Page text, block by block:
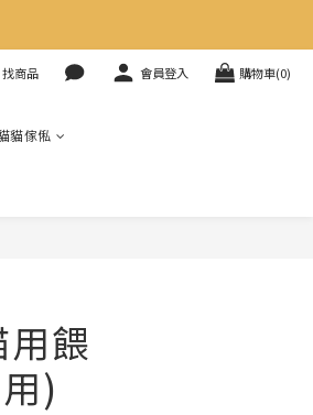
找商品 會員登入 購物車(0)
貓傢俬
餵
)